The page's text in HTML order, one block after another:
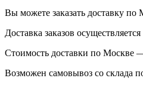
Вы можете заказать доставку по
Доставка заказов осуществляется
Стоимость доставки по Москве
Возможен самовывоз со склада